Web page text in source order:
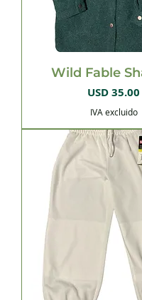
Wild Fable
Precio
USD 35.00
IVA excluido